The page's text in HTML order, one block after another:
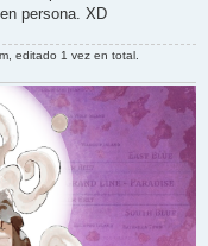
persona. XD
editado 1 vez en total.